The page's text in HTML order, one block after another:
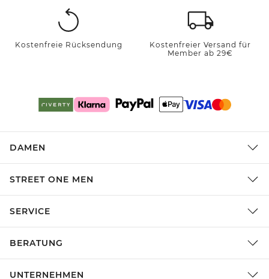
Kostenfreie Rücksendung
Kostenfreier Versand für
Member ab 29€
DAMEN
STREET ONE MEN
SERVICE
BERATUNG
UNTERNEHMEN